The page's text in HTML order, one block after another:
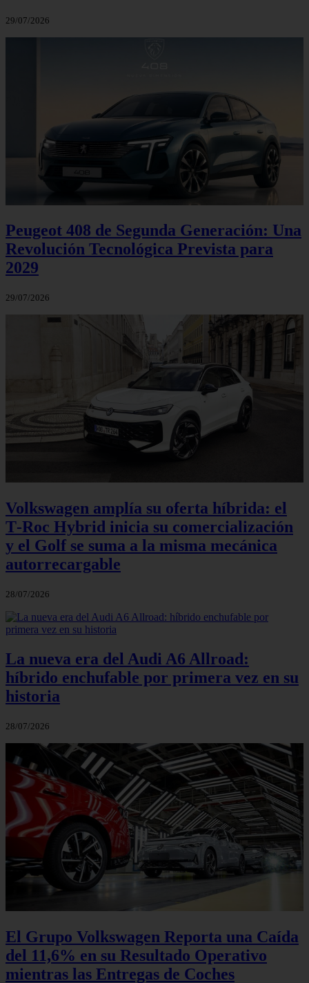
29/07/2026
Peugeot 408 de Segunda Generación: Una
Revolución Tecnológica Prevista para
2029
29/07/2026
Volkswagen amplía su oferta híbrida: el
T‑Roc Hybrid inicia su comercialización
y el Golf se suma a la misma mecánica
autorrecargable
28/07/2026
La nueva era del Audi A6 Allroad:
híbrido enchufable por primera vez en su
historia
28/07/2026
El Grupo Volkswagen Reporta una Caída
del 11,6% en su Resultado Operativo
mientras las Entregas de Coches